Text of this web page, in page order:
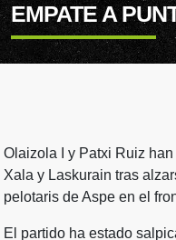
EMPATE A
Olaizola I y Patxi Ruiz
Xala y Laskurain tras
pelotaris de Aspe en el
El partido ha estado